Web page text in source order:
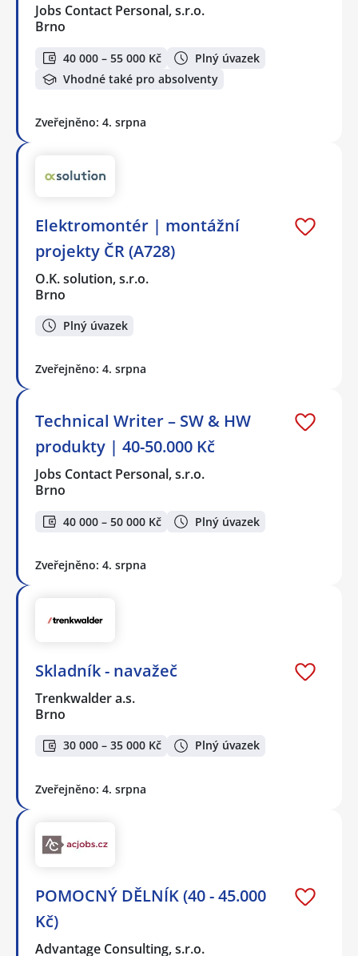
Jobs Contact Personal, s.r.o.
Brno
40 000 – 55 000 Kč
Plný úvazek
Vhodné také pro absolventy
Zveřejněno: 4. srpna
Elektromontér | montážní
projekty ČR (A728)
O.K. solution, s.r.o.
Brno
Plný úvazek
Zveřejněno: 4. srpna
Technical Writer – SW & HW
produkty | 40-50.000 Kč
Jobs Contact Personal, s.r.o.
Brno
40 000 – 50 000 Kč Plný úvazek
Zveřejněno: 4. srpna
Skladník - navažeč
Trenkwalder a.s.
Brno
30 000 – 35 000 Kč Plný úvazek
Zveřejněno: 4. srpna
POMOCNÝ DĚLNÍK (40 - 45.000
Kč)
Advantage Consulting, s.r.o.